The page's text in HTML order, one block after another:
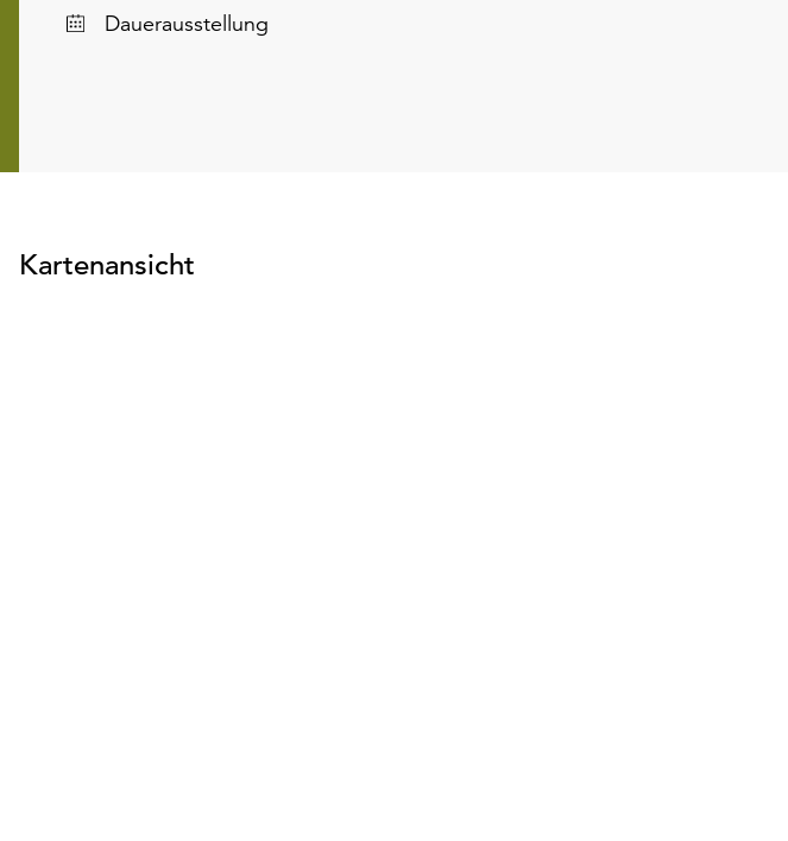
Dauerausstellung
Kartenansicht